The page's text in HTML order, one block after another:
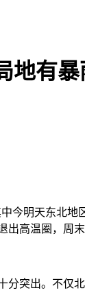
地有
明天东北地
高温圈，周
出。不仅